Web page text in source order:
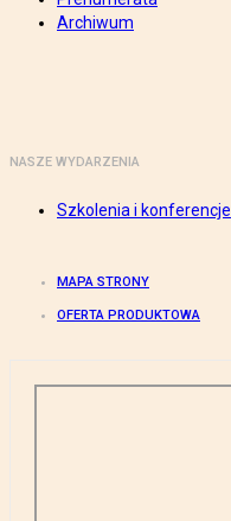
Archiwum
NASZE WYDARZENIA
Szkolenia i konferencje
MAPA STRONY
OFERTA PRODUKTOWA